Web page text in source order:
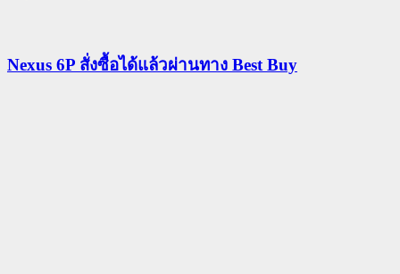
Nexus 6P สั่งซื้อได้แล้วผ่านทาง Best Buy